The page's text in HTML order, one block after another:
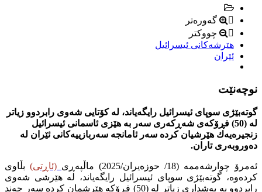
گەورەتر
چووکتر
هێرشەكانی ئیسرائیل
ئێران
نوچه‌نێت
گوتەبێژی سوپای ئیسرائیل رایگەیاند، لە كۆتایی شەوی رابردوو زیاتر
لە (50) فڕۆكەی شەڕكەری سەر بە هێزی ئاسمانی ئیسرائیل
زنجیرەیەك هێرشیان كردە سەر ئامانجە سەربازییەكانی ئێران لە
دەوروبەری تاران.
ئەمرۆ چوارشەممە (18/ حوزەیران/2025) ماڵپەڕی (ئاڕتی) بڵاوی
كردەوە، گوتەبێژی سوپای ئیسرائیل رایگەیاند، لە هێرشی شەوى
رابردوو بە بەشداری زیاتر لە (50) فڕۆكە هێرشمان كردە سەر چەند